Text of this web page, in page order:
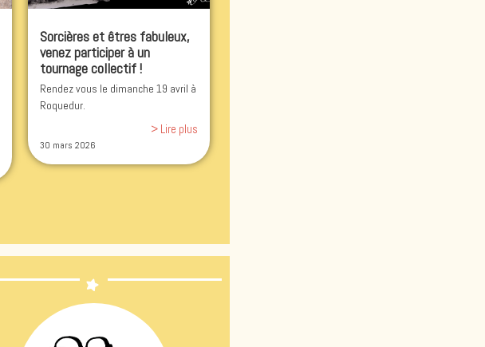
Sorcières et êtres fabuleux,
venez participer à un
tournage collectif !
Rendez vous le dimanche 19 avril à
Roquedur.
> Lire plus
30 mars 2026